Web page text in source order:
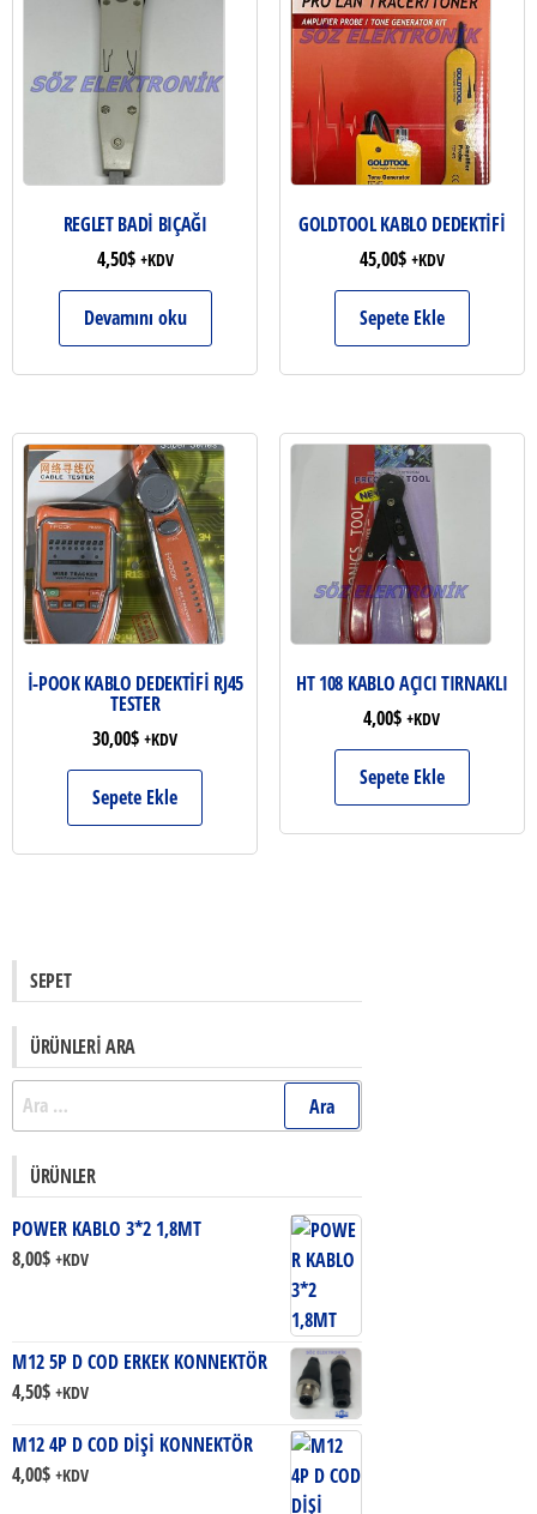
REGLET BADİ BIÇAĞI
4,50$ +KDV
Devamını oku
GOLDTOOL KABLO DEDEKTİFİ
45,00$ +KDV
Sepete Ekle
İ-POOK KABLO DEDEKTİFİ RJ45
TESTER
30,00$ +KDV
Sepete Ekle
HT 108 KABLO AÇICI TIRNAKLI
4,00$ +KDV
Sepete Ekle
SEPET
ÜRÜNLERI ARA
Arama:
ÜRÜNLER
POWER KABLO 3*2 1,8MT
8,00$ +KDV
M12 5P D COD ERKEK KONNEKTÖR
4,50$ +KDV
M12 4P D COD DİŞİ KONNEKTÖR
4,00$ +KDV